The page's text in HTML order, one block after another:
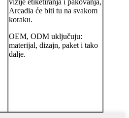
vizije etiketiranja i pakovanja,
Arcadia će biti tu na svakom
koraku.
OEM, ODM uključuju:
materijal, dizajn, paket i tako
dalje.